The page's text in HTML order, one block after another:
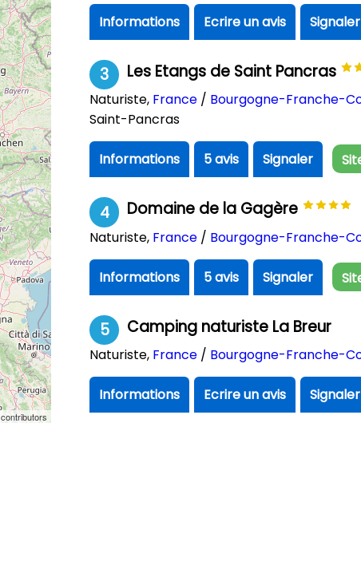
contributors
Informations Ecrire un avis Signaler
3 Les Etangs de Saint Pancras
Naturiste, France / Bourgogne-Franche-
Saint-Pancras
Informations 5 avis Signaler
4 Domaine de la Gagère
Naturiste, France / Bourgogne-Franche-
Informations 5 avis Signaler
5 Camping naturiste La Breur
Naturiste, France / Bourgogne-Franche-
Informations Ecrire un avis Signaler